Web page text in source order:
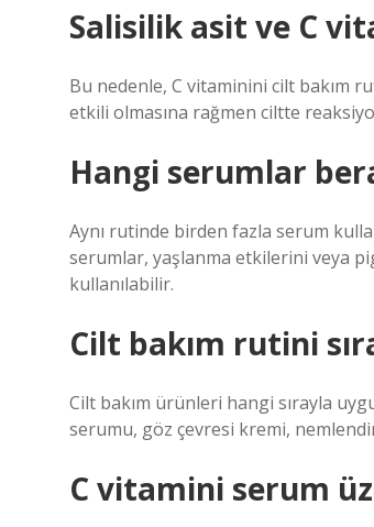
Salisilik asit ve C
Bu nedenle, C vitaminini cilt bakım
etkili olmasına rağmen ciltte
Hangi serumlar
Aynı rutinde birden fazla serum
serumlar, yaşlanma etkilerini veya
kullanılabilir.
Cilt bakım rutini
Cilt bakım ürünleri hangi sırayla
serumu, göz çevresi kremi,
C vitamini serum